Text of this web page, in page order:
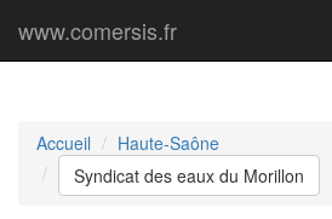
www.comersis.fr
Accueil
Haute-Saône
Syndicat des eaux du Morillon